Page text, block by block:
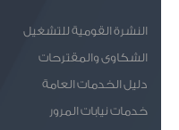
النشرة القومية للتشغيل
الشكاوى والمقترحات
دليل الخدمات العامة
خدمات نيابات المرور